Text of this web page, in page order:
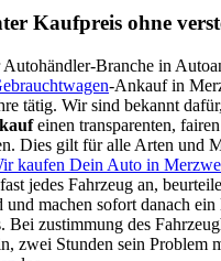
Kaufpreis ohne
Branche in
-Ankauf in
tätig. Wir sind bekannt
einen transparenten,
Dies gilt für alle Arten und
kaufen Dein Auto in
jedes Fahrzeug an,
und machen sofort danach
Bei zustimmung des
zwei Stunden sein Problem